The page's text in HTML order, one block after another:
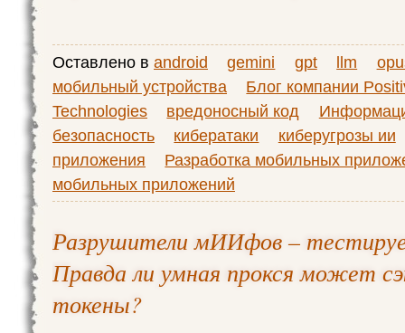
Оставлено в android gemini gpt llm
мобильный устройства
Блог компании
Technologies
вредоносный код
безопасность
кибератаки
киберугрозы ии
приложения
Разработка мобильных
мобильных приложений
Разрушители мИИфов –
Правда ли умная прокся может
токены?